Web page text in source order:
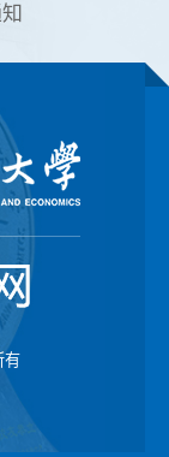
有